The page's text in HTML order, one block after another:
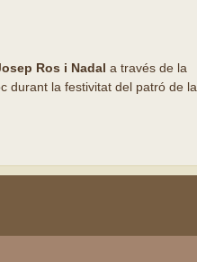
Ros i Nadal a través de la
durant la festivitat del patró de la